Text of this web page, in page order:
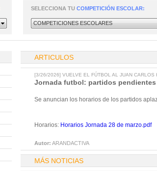
SELECCIONA TU COMPETICIÓN ESCOLAR:
COMPETICIONES ESCOLARES
ARTICULOS
[3/26/2026] VUELVE EL FÚTBOL AL JUAN CARLOS
Jornada futbol: partidos pendientes
Se anuncian los horarios de los partidos
Horarios: Horarios Jornada 28 de marzo.pdf
Autor: ARANDACTIVA
MÁS NOTICIAS